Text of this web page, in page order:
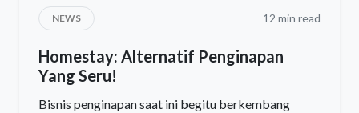
NEWS 12 min read
Homestay: Alternatif Penginapan
Yang Seru!
Bisnis penginapan saat ini begitu berkembang